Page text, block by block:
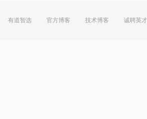
有道智选 官方博客 技术博客 诚聘英才